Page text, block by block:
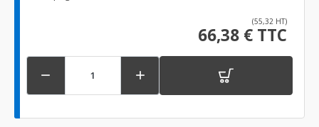
(55,32 HT)
66,38 € TTC
 